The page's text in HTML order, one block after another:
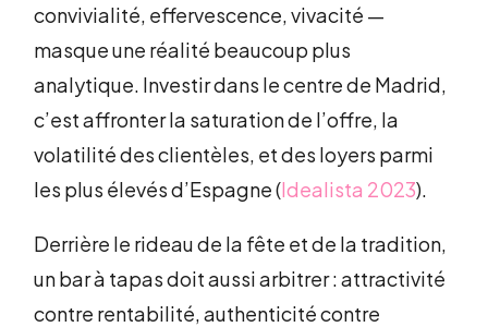
convivialité, effervescence, vivacité —
masque une réalité beaucoup plus
analytique. Investir dans le centre de Madrid,
c’est affronter la saturation de l’offre, la
volatilité des clientèles, et des loyers parmi
les plus élevés d’Espagne (Idealista 2023).
Derrière le rideau de la fête et de la tradition,
un bar à tapas doit aussi arbitrer : attractivité
contre rentabilité, authenticité contre